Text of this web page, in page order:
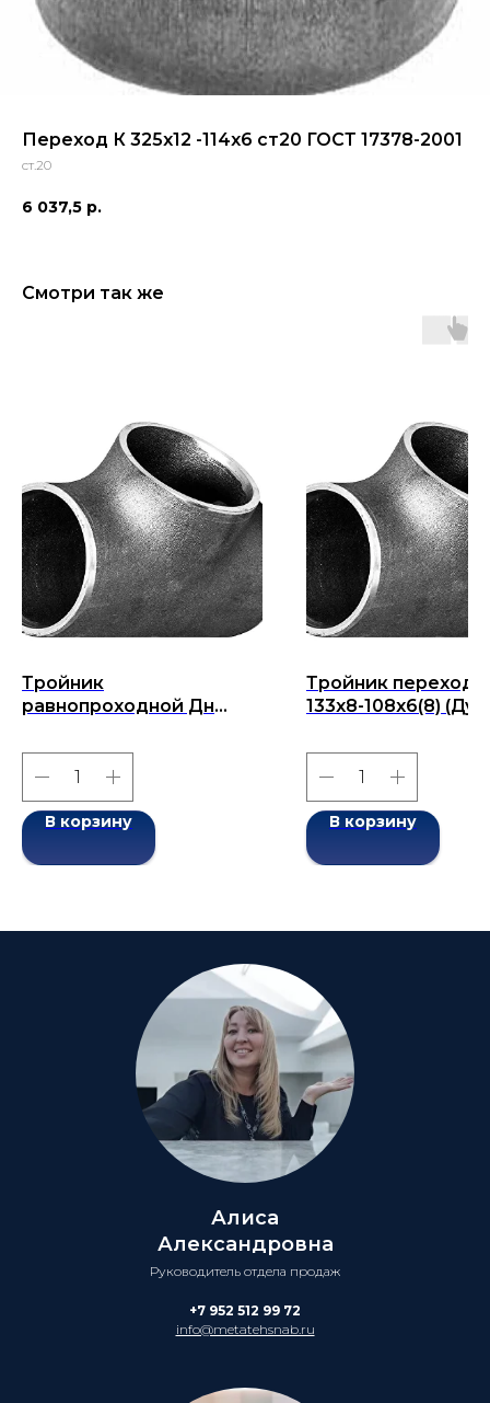
Переход К 325х12 -114х6 ст20 ГОСТ 17378-2001
ст.20
6 037,5 р.
Смотри так же
Тройник
равнопроходной Дн
159) бесшовный ГОСТ
17376-2001
В корзину
Тройник
133x8-108x6(8) (Ду
ГОСТ 17376-2001
В корзину
Алиса
Александровна
Руководитель отдела продаж
+7 952 512 99 72
info@metatehsnab.ru